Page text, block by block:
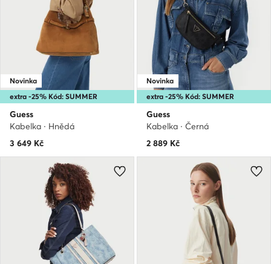
extra -25% Kód: SUMMER
Novinka
Guess
Kabelka · Hnědá
3 649 Kč
extra -25% Kód: SUMMER
Novinka
Guess
Kabelka · Černá
2 889 Kč